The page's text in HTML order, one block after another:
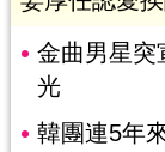
金曲男星突
光
韓團連5年